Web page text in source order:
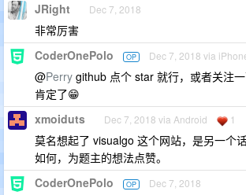
JRight Dec 7, 2018
非常厉害
CoderOnePolo OP Dec 7, 2018 via
@Perry github 点个 star 就行，或者关注
肯定了😁
xmoiduts Dec 7, 2018 via Android 1
莫名想起了 visualgo 这个网站，是另一个
如何，为题主的想法点赞。
CoderOnePolo OP Dec 7, 2018